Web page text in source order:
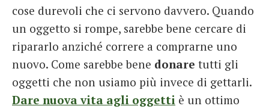
cose durevoli che ci servono davvero. Quando
un oggetto si rompe, sarebbe bene cercare di
ripararlo anziché correre a comprarne uno
nuovo. Come sarebbe bene donare tutti gli
oggetti che non usiamo più invece di gettarli.
Dare nuova vita agli oggetti è un ottimo